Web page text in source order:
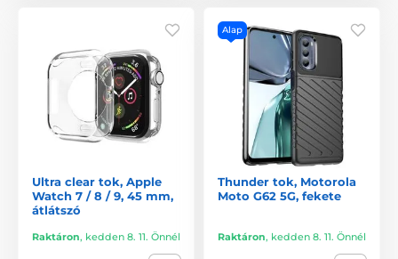
Ultra clear tok, Apple
Watch 7 / 8 / 9, 45 mm,
átlátszó
Raktáron, kedden 8. 11. Önnél
Alap
Thunder tok, Motorola
Moto G62 5G, fekete
Raktáron, kedden 8. 11. Önnél